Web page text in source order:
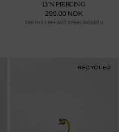
LYN PIERCING
299.00 NOK
24K GULLBELAGT STERLINGSØLV
RECYCLED